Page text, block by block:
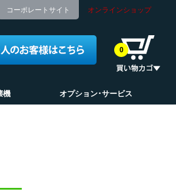
コーポレートサイト オンラインショップ
0
機 オプション･サービス